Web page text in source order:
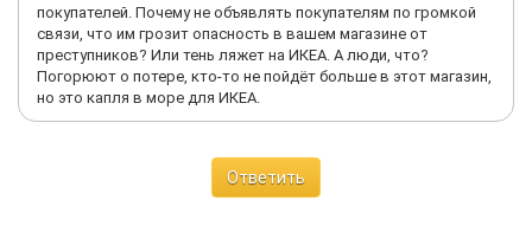
покупателей. Почему не объявлять покупателям по громкой
связи, что им грозит опасность в вашем магазине от
преступников? Или тень ляжет на ИКЕА. А люди, что?
Погорюют о потере, кто-то не пойдёт больше в этот магазин,
но это капля в море для ИКЕА.
Ответить